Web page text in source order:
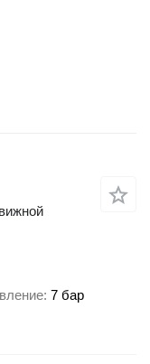
7 бар